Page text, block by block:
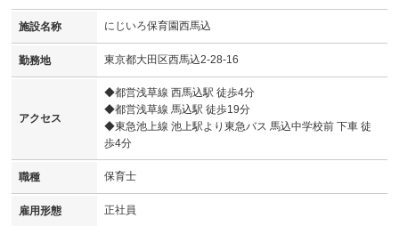
施設名称 にじいろ保育園西馬込
勤務地 東京都大田区西馬込2-28-16
アクセス
◆都営浅草線 西馬込駅 徒歩4分
◆都営浅草線 馬込駅 徒歩19分
◆東急池上線 池上駅より東急バス 馬込中学校前 下車 徒
歩4分
職種 保育士
雇用形態 正社員